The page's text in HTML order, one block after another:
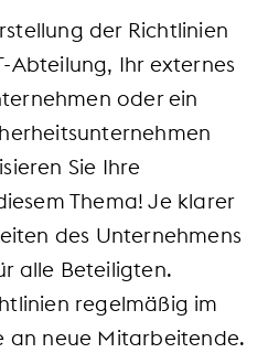
der Richtlinien
Abteilung, Ihr externes
oder ein
Sie Ihre
Thema! Je klarer
des Unternehmens
alle Beteiligten.
regelmäßig im
an neue Mitarbeitende.